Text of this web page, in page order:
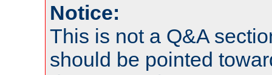
Notice:
This is not a Q&A
should be pointed